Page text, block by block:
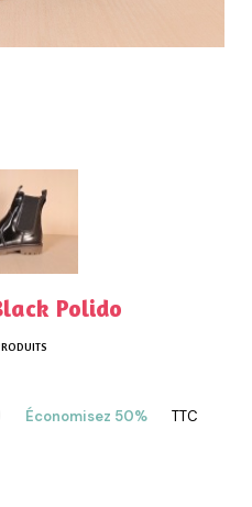
Polido
Économisez 50% TTC